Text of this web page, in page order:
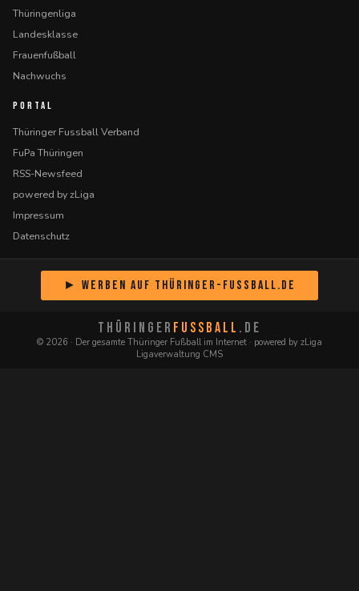
Thüringenliga
Landesklasse
Frauenfußball
Nachwuchs
PORTAL
Thüringer Fussball Verband
FuPa Thüringen
RSS-Newsfeed
powered by zLiga
Impressum
Datenschutz
► Werben auf Thüringer-Fussball.de
THÜRINGER FUSSBALL .DE
© 2026 · Der gesamte Thüringer Fußball im Internet · powered by zLiga
Ligaverwaltung CMS